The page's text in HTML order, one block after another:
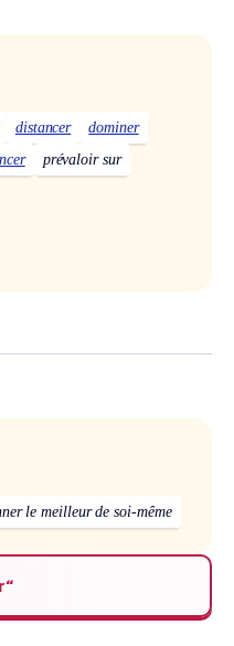
distancer
dominer
prévaloir sur
le meilleur de soi-même